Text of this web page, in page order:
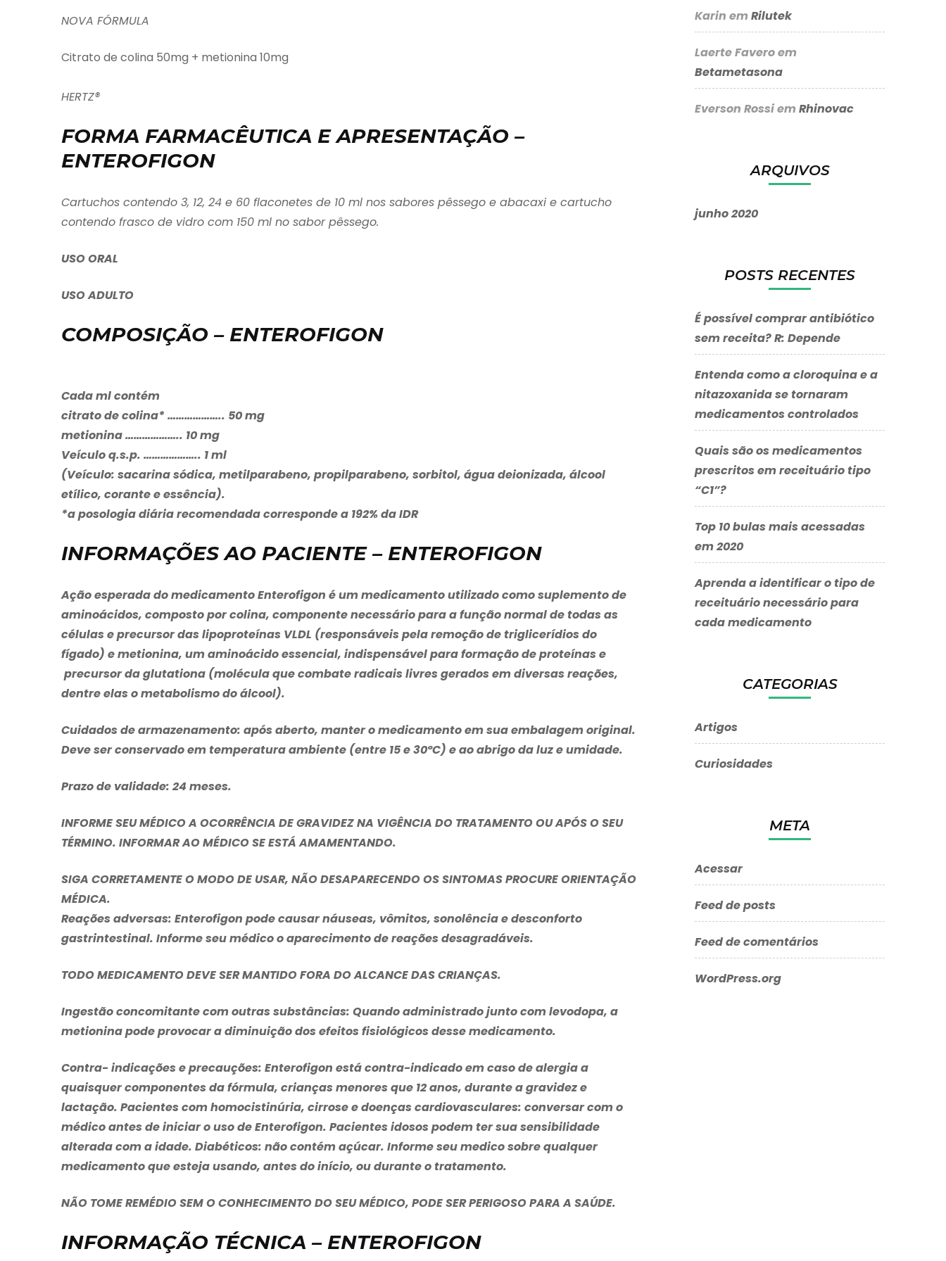
NOVA FÓRMULA
Citrato de colina 50mg + metionina 10mg
HERTZ®
FORMA FARMACÊUTICA E APRESENTAÇÃO –
ENTEROFIGON
Cartuchos contendo 3, 12, 24 e 60 flaconetes de 10 ml nos sabores pêssego e abacaxi e cartucho
contendo frasco de vidro com 150 ml no sabor pêssego.
USO ORAL
USO ADULTO
COMPOSIÇÃO – ENTEROFIGON
Cada ml contém
citrato de colina* ……………….. 50 mg
metionina ……………….. 10 mg
Veículo q.s.p. ……………….. 1 ml
(Veículo: sacarina sódica, metilparabeno, propilparabeno, sorbitol, água deionizada, álcool
etílico, corante e essência).
*a posologia diária recomendada corresponde a 192% da IDR
INFORMAÇÕES AO PACIENTE – ENTEROFIGON
Ação esperada do medicamentoEnterofigon é um medicamento utilizado como suplemento de
aminoácidos, composto por colina, componente necessário para a função normal de todas as
células e precursor das lipoproteínas VLDL (responsáveis pela remoção de triglicerídios do
fígado) e metionina, um aminoácido essencial, indispensável para formação de proteínas e
precursor da glutationa (molécula que combate radicais livres gerados em diversas reações,
dentre elas o metabolismo do álcool).
Cuidados de armazenamento: após aberto, manter o medicamento em sua embalagem original.
Deve ser conservado em temperatura ambiente (entre 15 e 30ºC) e ao abrigo da luz e umidade.
Prazo de validade: 24 meses.
INFORME SEU MÉDICO A OCORRÊNCIA DE GRAVIDEZ NA VIGÊNCIA DO TRATAMENTO OU APÓS O SEU
TÉRMINO. INFORMAR AO MÉDICO SE ESTÁ AMAMENTANDO.
SIGA CORRETAMENTE O MODO DE USAR, NÃO DESAPARECENDO OS SINTOMAS PROCURE ORIENTAÇÃO
MÉDICA.
Reações adversas: Enterofigon pode causar náuseas, vômitos, sonolência e desconforto
gastrintestinal. Informe seu médico o aparecimento de reações desagradáveis.
TODO MEDICAMENTO DEVE SER MANTIDO FORA DO ALCANCE DAS CRIANÇAS.
Ingestão concomitante com outras substâncias: Quando administrado junto com levodopa, a
metionina pode provocar a diminuição dos efeitos fisiológicos desse medicamento.
Contra- indicações e precauções: Enterofigon está contra-indicado em caso de alergia a
quaisquer componentes da fórmula, crianças menores que 12 anos, durante a gravidez e
lactação. Pacientes com homocistinúria, cirrose e doenças cardiovasculares: conversar com o
médico antes de iniciar o uso deEnterofigon. Pacientes idosos podem ter sua sensibilidade
alterada com a idade. Diabéticos: não contém açúcar. Informe seu medico sobre qualquer
medicamento que esteja usando, antes do início, ou durante o tratamento.
NÃO TOME REMÉDIO SEM O CONHECIMENTO DO SEU MÉDICO, PODE SER PERIGOSO PARA A SAÚDE.
INFORMAÇÃO TÉCNICA – ENTEROFIGON
Karin em Rilutek
Laerte Faveroem
Betametasona
Everson Rossiem Rhinovac
ARQUIVOS
junho 2020
POSTS RECENTES
É possível comprar antibiótico
sem receita? R: Depende
Entenda como a cloroquina e a
nitazoxanida se tornaram
medicamentos controlados
Quais são os medicamentos
prescritos em receituário tipo
“C1”?
Top 10 bulas mais acessadas
em 2020
Aprenda a identificar o tipo de
receituário necessário para
cada medicamento
CATEGORIAS
Artigos
Curiosidades
META
Acessar
Feed de posts
Feed de comentários
WordPress.org